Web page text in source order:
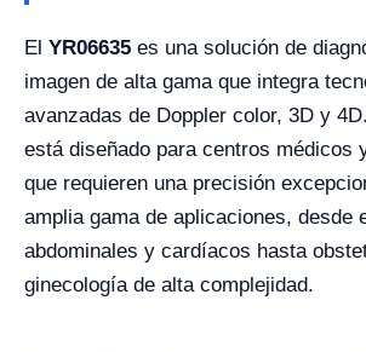
El YR06635 es una solución de
imagen de alta gama que integra
avanzadas de Doppler color, 3D y
está diseñado para centros médicos
que requieren una precisión
amplia gama de aplicaciones, desde
abdominales y cardíacos hasta
ginecología de alta complejidad.